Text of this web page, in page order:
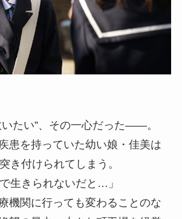
たい”、その一心だった――。
患を持っていた幼い娘・佳美は
き付けられてしまう。
生きられないだと…」
機関に行っても変わることのな